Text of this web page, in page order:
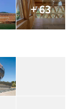
+ 63